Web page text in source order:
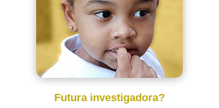
Futura investigadora?